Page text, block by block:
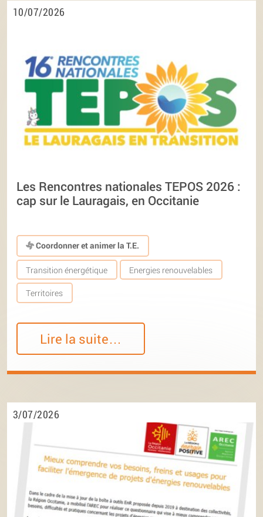
10/07/2026
Les Rencontres nationales TEPOS 2026 :
cap sur le Lauragais, en Occitanie
Coordonner et animer la T.E.
Transition énergétique Energies renouvelables
Territoires
Lire la suite…
3/07/2026